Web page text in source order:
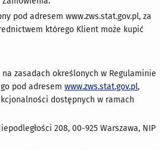
pod adresem www.zws.stat.gov.pl, za
którego Klient może kupić
na zasadach określonych w Regulaminie
pod adresemwww.zws.stat.gov.pl,
dostępnych w ramach
208, 00-925 Warszawa, NIP